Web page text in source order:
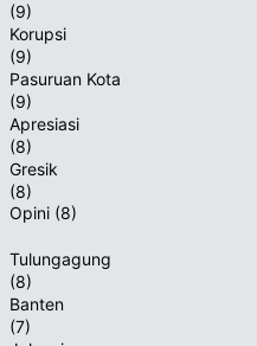
(9)
Korupsi
(9)
Pasuruan Kota
(9)
Apresiasi
(8)
Gresik
(8)
Opini (8)
Tulungagung
(8)
Banten
(7)